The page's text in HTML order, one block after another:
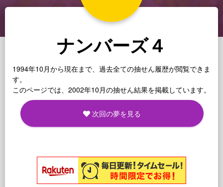
ナンバーズ４
1994年10月から現在まで、過去全ての抽せん履歴が閲覧できま
す。
このページでは、2002年10月の抽せん結果を掲載しています。
次回の夢を見る